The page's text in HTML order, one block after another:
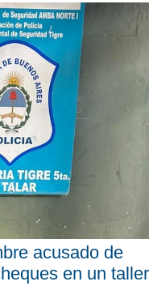
acusado de
en un taller